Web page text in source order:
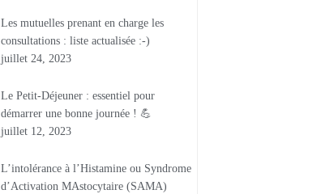
Les mutuelles prenant en charge les
consultations : liste actualisée :-)
juillet 24, 2023
Le Petit-Déjeuner : essentiel pour
démarrer une bonne journée ! 💪
juillet 12, 2023
L’intolérance à l’Histamine ou Syndrome
d’Activation MAstocytaire (SAMA)